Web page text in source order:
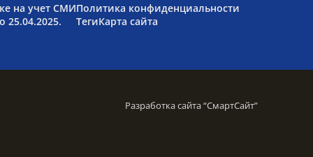
на учет СМИ
25.04.2025.
Политика конфиденциальности
ТегиКарта сайта
Разработка сайта “СмартСайт”